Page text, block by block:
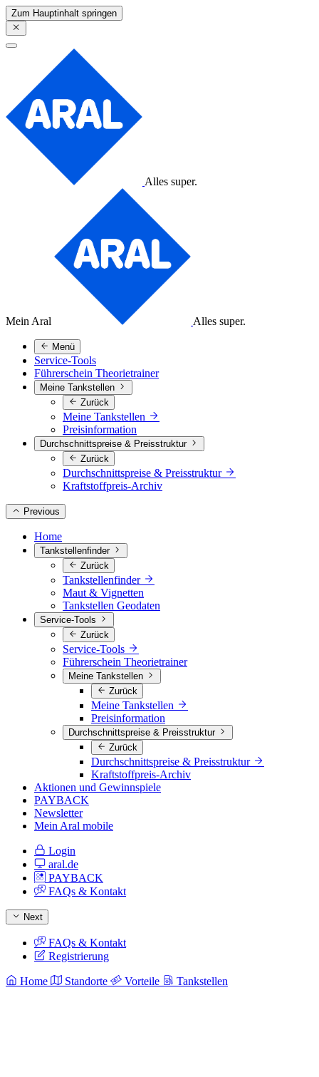
Zum Hauptinhalt springen
Alles super.
Mein Aral Alles super.
Menü
Service-Tools
Führerschein Theorietrainer
Meine Tankstellen
Zurück
Meine Tankstellen
Preisinformation
Durchschnittspreise & Preisstruktur
Zurück
Durchschnittspreise & Preisstruktur
Kraftstoffpreis-Archiv
Previous
Home
Tankstellenfinder
Zurück
Tankstellenfinder
Maut & Vignetten
Tankstellen Geodaten
Service-Tools
Zurück
Service-Tools
Führerschein Theorietrainer
Meine Tankstellen
Zurück
Meine Tankstellen
Preisinformation
Durchschnittspreise & Preisstruktur
Zurück
Durchschnittspreise & Preisstruktur
Kraftstoffpreis-Archiv
Aktionen und Gewinnspiele
PAYBACK
Newsletter
Mein Aral mobile
Login
aral.de
PAYBACK
FAQs & Kontakt
Next
FAQs & Kontakt
Registrierung
Home Standorte Vorteile Tankstellen